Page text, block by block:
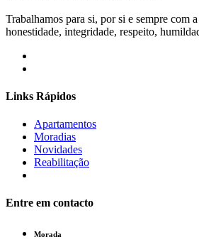
Trabalhamos para si, por si e sempre com
honestidade, integridade, respeito,
Links Rápidos
Apartamentos
Moradias
Novidades
Reabilitação
Entre em contacto
Morada